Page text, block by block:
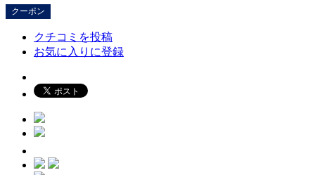
クーポン
クチコミを投稿
お気に入りに登録